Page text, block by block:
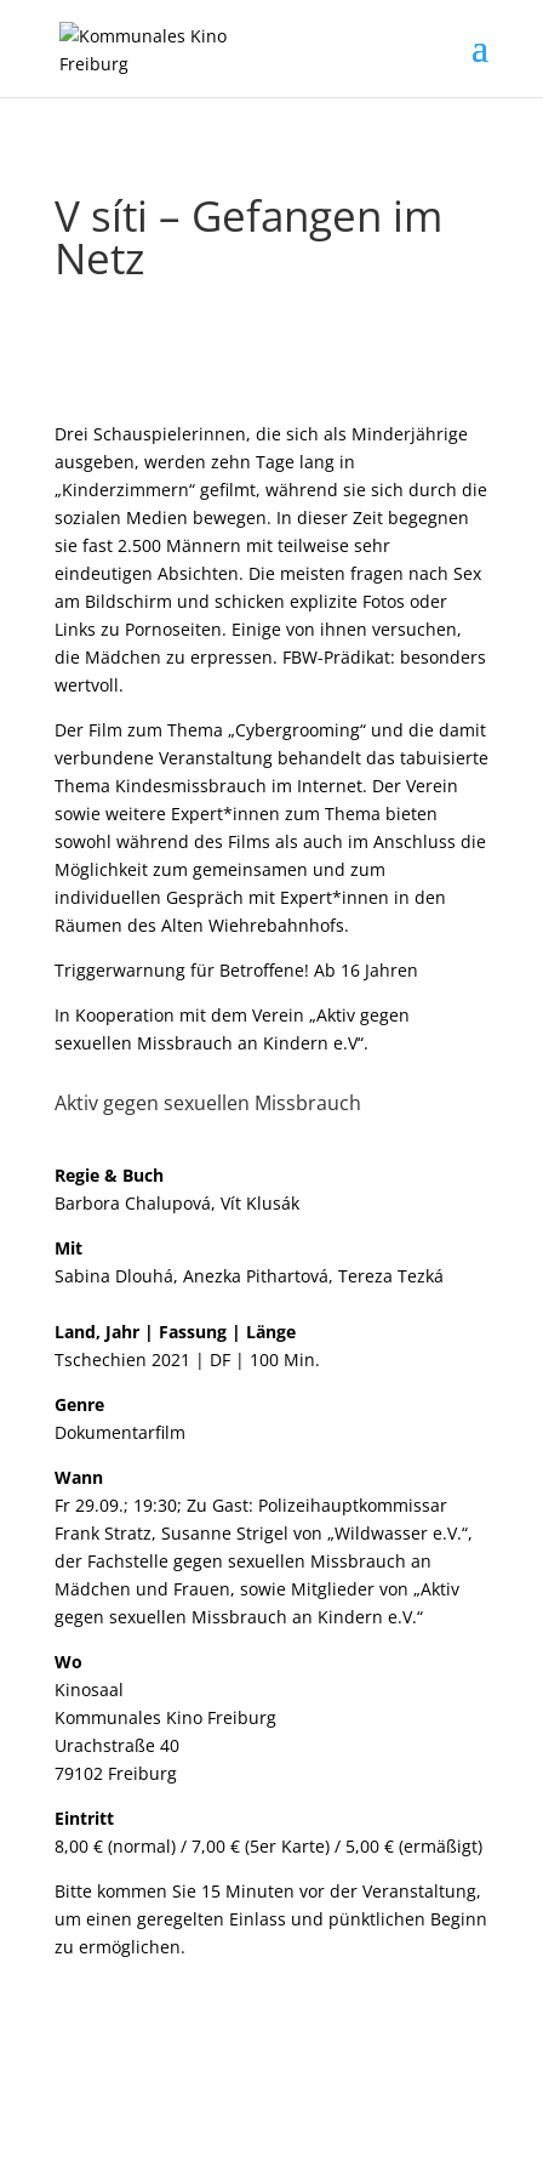
V síti – Gefangen im
Netz
Drei Schauspielerinnen, die sich als Minderjährige
ausgeben, werden zehn Tage lang in
„Kinderzimmern“ gefilmt, während sie sich durch die
sozialen Medien bewegen. In dieser Zeit begegnen
sie fast 2.500 Männern mit teilweise sehr
eindeutigen Absichten. Die meisten fragen nach Sex
am Bildschirm und schicken explizite Fotos oder
Links zu Pornoseiten. Einige von ihnen versuchen,
die Mädchen zu erpressen. FBW-Prädikat: besonders
wertvoll.
Der Film zum Thema „Cybergrooming“ und die damit
verbundene Veranstaltung behandelt das tabuisierte
Thema Kindesmissbrauch im Internet. Der Verein
sowie weitere Expert*innen zum Thema bieten
sowohl während des Films als auch im Anschluss die
Möglichkeit zum gemeinsamen und zum
individuellen Gespräch mit Expert*innen in den
Räumen des Alten Wiehrebahnhofs.
Triggerwarnung für Betroffene! Ab 16 Jahren
In Kooperation mit dem Verein „Aktiv gegen
sexuellen Missbrauch an Kindern e.V“.
Aktiv gegen sexuellen Missbrauch
Regie & Buch
Barbora Chalupová, Vít Klusák
Mit
Sabina Dlouhá, Anezka Pithartová, Tereza Tezká
Land, Jahr | Fassung | Länge
Tschechien 2021 | DF | 100 Min.
Genre
Dokumentarfilm
Wann
Fr 29.09.; 19:30; Zu Gast: Polizeihauptkommissar
Frank Stratz, Susanne Strigel von „Wildwasser e.V.“,
der Fachstelle gegen sexuellen Missbrauch an
Mädchen und Frauen, sowie Mitglieder von „Aktiv
gegen sexuellen Missbrauch an Kindern e.V.“
Wo
Kinosaal
Kommunales Kino Freiburg
Urachstraße 40
79102 Freiburg
Eintritt
8,00 € (normal) / 7,00 € (5er Karte) / 5,00 € (ermäßigt)
Bitte kommen Sie 15 Minuten vor der Veranstaltung,
um einen geregelten Einlass und pünktlichen Beginn
zu ermöglichen.